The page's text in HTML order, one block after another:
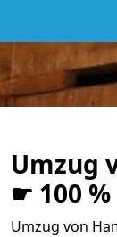
Umzug
☛ 100
Umzug von